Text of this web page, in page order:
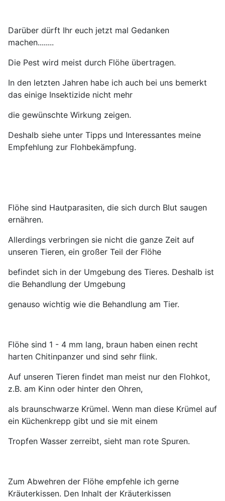
Darüber dürft Ihr euch jetzt mal Gedanken
machen........
Die Pest wird meist durch Flöhe übertragen.
In den letzten Jahren habe ich auch bei uns bemerkt
das einige Insektizide nicht mehr
die gewünschte Wirkung zeigen.
Deshalb siehe unter Tipps und Interessantes meine
Empfehlung zur Flohbekämpfung.
Flöhe sind Hautparasiten, die sich durch Blut saugen
ernähren.
Allerdings verbringen sie nicht die ganze Zeit auf
unseren Tieren, ein großer Teil der Flöhe
befindet sich in der Umgebung des Tieres. Deshalb ist
die Behandlung der Umgebung
genauso wichtig wie die Behandlung am Tier.
Flöhe sind 1 - 4 mm lang, braun haben einen recht
harten Chitinpanzer und sind sehr flink.
Auf unseren Tieren findet man meist nur den Flohkot,
z.B. am Kinn oder hinter den Ohren,
als braunschwarze Krümel. Wenn man diese Krümel auf
ein Küchenkrepp gibt und sie mit einem
Tropfen Wasser zerreibt, sieht man rote Spuren.
Zum Abwehren der Flöhe empfehle ich gerne
Kräuterkissen. Den Inhalt der Kräuterkissen